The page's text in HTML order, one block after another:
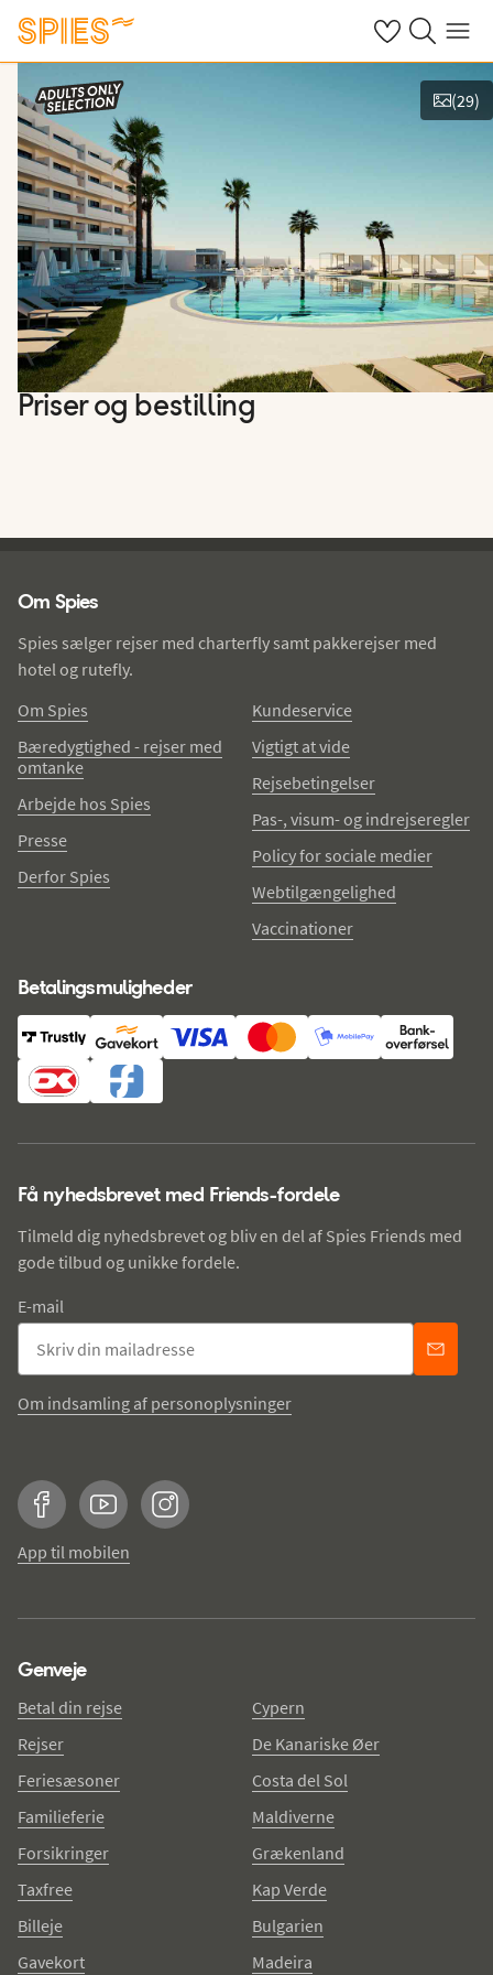
Se dine gemte
Søg påMenu
Vis billeder
(29)
Priser og bestilling
Om Spies
Spies sælger rejser med charterfly samt pakkerejser med
hotel og rutefly.
Om Spies
Bæredygtighed - rejser med
omtanke
Arbejde hos Spies
Presse
Derfor Spies
Kundeservice
Vigtigt at vide
Rejsebetingelser
Pas-, visum- og indrejseregler
Policy for sociale medier
Webtilgængelighed
Vaccinationer
Betalingsmuligheder
Få nyhedsbrevet med Friends-fordele
Tilmeld dig nyhedsbrevet og bliv en del af Spies Friends med
gode tilbud og unikke fordele.
E-mail
Om indsamling af personoplysninger
FacebookYouTubeInstagram
App til mobilen
Genveje
Betal din rejse
Rejser
Feriesæsoner
Familieferie
Forsikringer
Taxfree
Billeje
Gavekort
Cypern
De Kanariske Øer
Costa del Sol
Maldiverne
Grækenland
Kap Verde
Bulgarien
Madeira